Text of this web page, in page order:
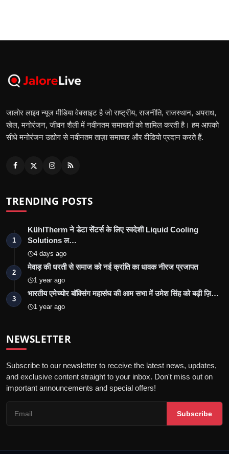
जालोर लाइव न्यूज मीडिया वेबसाइट है जो राष्ट्रीय, राजनीति, राजस्थान, अपराध,
खेल, मनोरंजन, जीवन शैली में नवीनतम समाचारों को शामिल करती है। हम आपको
सीधे मनोरंजन उद्योग से नवीनतम ताज़ा समाचार और वीडियो प्रदान करते हैं.
TRENDING POSTS
1
KühlTherm ने डेटा सेंटर्स के लिए स्वदेशी Liquid Cooling
Solutions ल…
4 days ago
2
मेवाड़ की धरती से समाज को नई क्रांति का धावक नीरज प्रजापत
1 year ago
3
भारतीय एमेच्योर बॉक्सिंग महासंघ की आम सभा में उमेश सिंह को बड़ी ज़ि…
1 year ago
NEWSLETTER
Subscribe to our newsletter to receive the latest news, updates,
and exclusive content straight to your inbox. Don't miss out on
important announcements and special offers!
Subscribe